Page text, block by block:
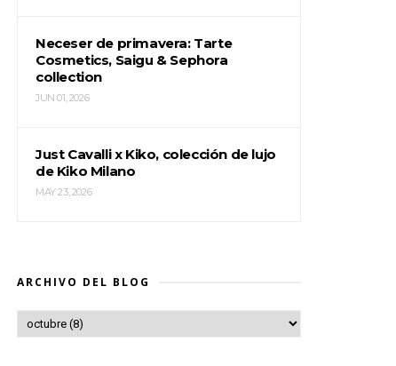
Neceser de primavera: Tarte
Cosmetics, Saigu & Sephora
collection
JUN 01, 2026
Just Cavalli x Kiko, colección de lujo
de Kiko Milano
MAY 23, 2026
ARCHIVO DEL BLOG